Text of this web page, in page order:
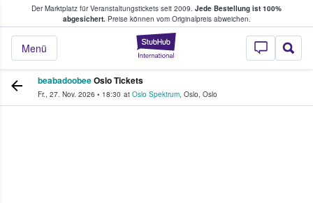
Der Marktplatz für Veranstaltungstickets seit 2009. Jede Bestellung ist 100%
abgesichert.Preise können vom Originalpreis abweichen.
StubHub - Wo
Menü
Tickets kaufen & verkaufen
beabadoobeeOslo Tickets
Fr., 27. Nov. 2026 • 18:30 at Oslo Spektrum, Oslo, Oslo